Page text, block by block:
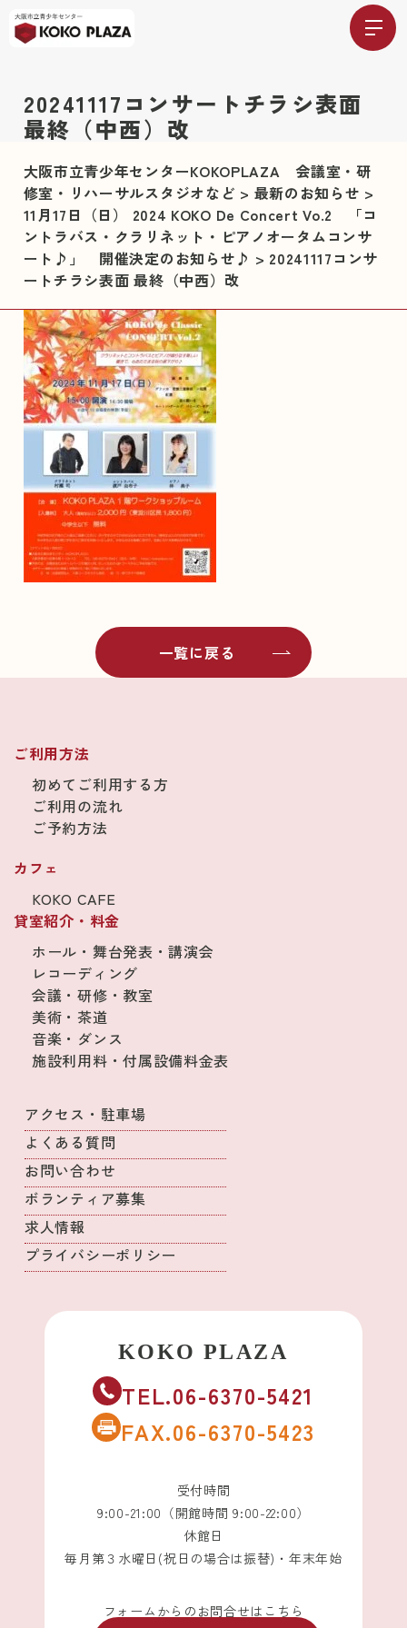
20241117コンサートチラシ表面
最終（中西）改
大阪市立青少年センターKOKOPLAZA 会議室・研
修室・リハーサルスタジオなど > 最新のお知らせ >
11月17日（日） 2024 KOKO De Concert Vo.2 「コ
ントラバス・クラリネット・ピアノオータムコンサ
ート♪」 開催決定のお知らせ♪ > 20241117コンサ
ートチラシ表面 最終（中西）改
一覧に戻る
ご利用方法
初めてご利用する方
ご利用の流れ
ご予約方法
カフェ
KOKO CAFE
貸室紹介・料金
ホール・舞台発表・講演会
レコーディング
会議・研修・教室
美術・茶道
音楽・ダンス
施設利用料・付属設備料金表
アクセス・駐車場
よくある質問
お問い合わせ
ボランティア募集
求人情報
プライバシーポリシー
TEL.06-6370-5421
FAX.06-6370-5423
受付時間
9:00-21:00（開館時間 9:00-22:00）
休館日
毎月第３水曜日(祝日の場合は振替)・年末年始
フォームからのお問合せはこちら